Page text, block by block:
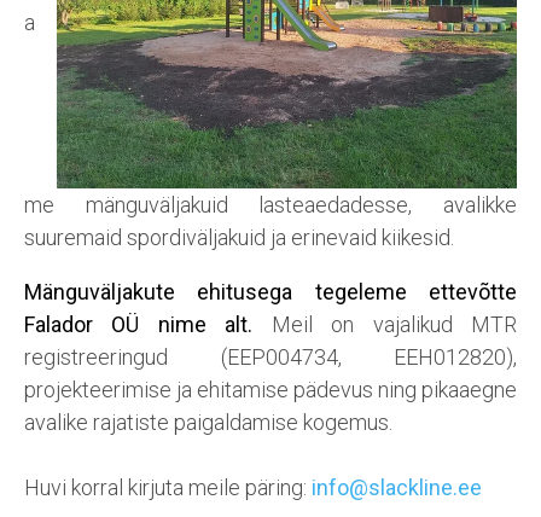
a
me mänguväljakuid lasteaedadesse, avalikke
suuremaid spordiväljakuid ja erinevaid kiikesid.
Mänguväljakute ehitusega tegeleme ettevõtte
Falador OÜ nime alt. Meil on vajalikud MTR
registreeringud (EEP004734, EEH012820),
projekteerimise ja ehitamise pädevus ning pikaaegne
avalike rajatiste paigaldamise kogemus.
Huvi korral kirjuta meile päring: info@slackline.ee